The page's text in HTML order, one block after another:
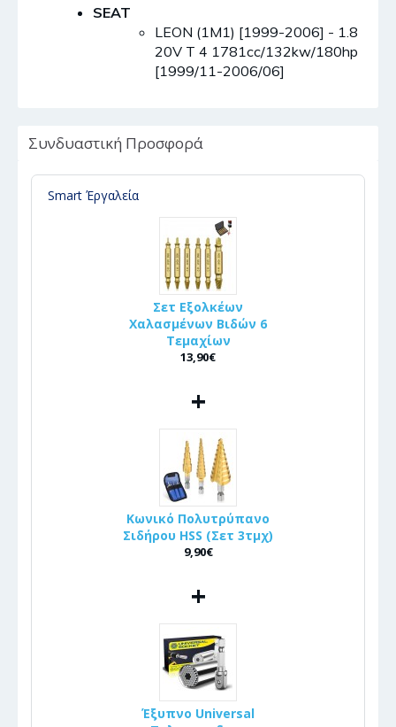
SEAT
LEON (1M1) [1999-2006] - 1.8
20V T 4 1781cc/132kw/180hp
[1999/11-2006/06]
Συνδυαστική Προσφορά
Smart Έργαλεία
Σετ Εξολκέων
Χαλασμένων Βιδών 6
Τεμαχίων
13,90€
+
Κωνικό Πολυτρύπανο
Σιδήρου HSS (Σετ 3τμχ)
9,90€
+
Έξυπνο Universal